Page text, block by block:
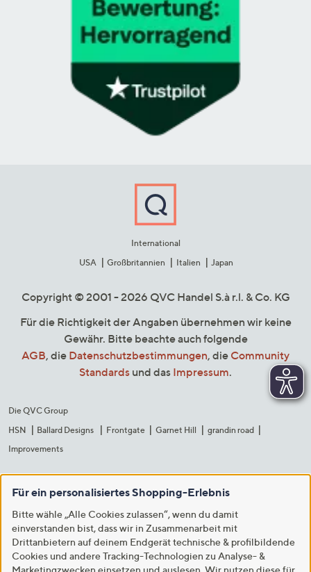
International
USA
Großbritannien Italien Japan
Copyright © 2001 - 2026 QVC Handel S.à r.l. & Co. KG
Für die Richtigkeit der Angaben übernehmen wir keine
Gewähr. Bitte beachte auch folgende
AGB, die Datenschutzbestimmungen, die Community
Standards und das Impressum.
Die QVC Group
HSN
Ballard Designs Frontgate Garnet Hill
grandin road
Improvements
Für ein personalisiertes Shopping-Erlebnis
Bitte wähle „Alle Cookies zulassen“, wenn du damit
einverstanden bist, dass wir in Zusammenarbeit mit
Drittanbietern auf deinem Endgerät technische & profilbildende
Cookies und andere Tracking-Technologien zu Analyse- &
Marketingzwecken einsetzen und auslesen. Wir nutzen diese für